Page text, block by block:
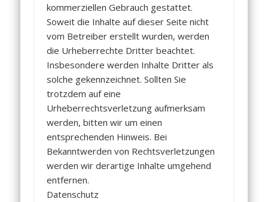
kommerziellen Gebrauch gestattet.
Soweit die Inhalte auf dieser Seite nicht
vom Betreiber erstellt wurden, werden
die Urheberrechte Dritter beachtet.
Insbesondere werden Inhalte Dritter als
solche gekennzeichnet. Sollten Sie
trotzdem auf eine
Urheberrechtsverletzung aufmerksam
werden, bitten wir um einen
entsprechenden Hinweis. Bei
Bekanntwerden von Rechtsverletzungen
werden wir derartige Inhalte umgehend
entfernen.
Datenschutz